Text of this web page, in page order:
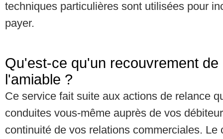
techniques particulières sont utilisées pour
payer.
Qu'est-ce qu'un recouvrement
l'amiable ?
Ce service fait suite aux actions de relance
conduites vous-même auprès de vos
continuité de vos relations commerciales. Le